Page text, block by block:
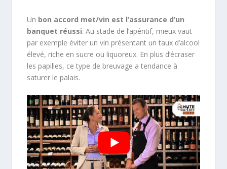
Un bon accord met/vin est l’assurance d’un
banquet réussi. Au stade de l’apéritif, mieux vaut
par exemple éviter un vin présentant un taux d’alcool
élevé, riche en sucre ou liquoreux. En plus d’écraser
les papilles, ce type de breuvage a tendance à
saturer le palais.